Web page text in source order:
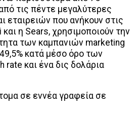
τις πέντε μεγαλύτερες
εταιρειών που ανήκουν στις
η Sears, χρησιμοποιούν την
των καμπανιών marketing
κατά μέσο όρο των
και ένα δις δολάρια
σε εννέα γραφεία σε